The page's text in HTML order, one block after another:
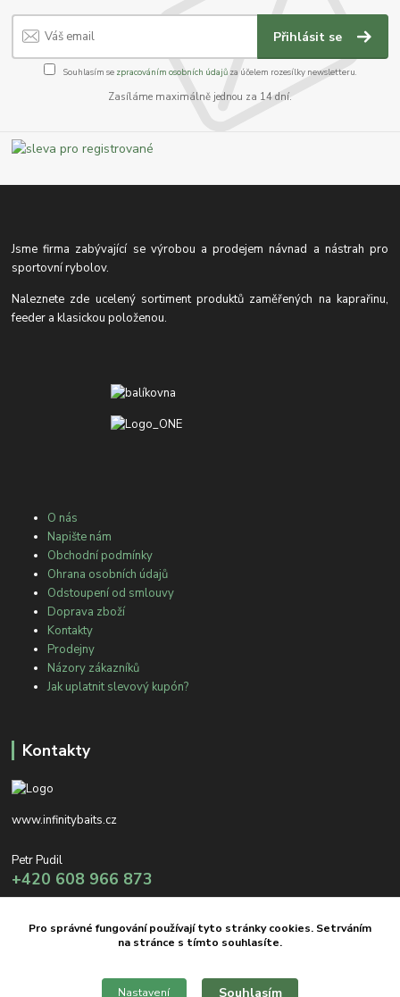
Přihlásit se
Souhlasím se zpracováním osobních údajůza účelem rozesílky newsletteru.
Zasíláme maximálně jednou za 14 dní.
Jsme firma zabývající se výrobou a prodejem návnad a nástrah pro
sportovní rybolov.
Naleznete zde ucelený sortiment produktů zaměřených na kaprařinu,
feeder a klasickou položenou.
O nás
Napište nám
Obchodní podmínky
Ohrana osobních údajů
Odstoupení od smlouvy
Doprava zboží
Kontakty
Prodejny
Názory zákazníků
Jak uplatnit slevový kupón?
Kontakty
www.infinitybaits.cz
Petr Pudil
+420 608 966 873
Pro správné fungování používají tyto stránky cookies. Setrváním
na stránce s tímto souhlasíte.
Nastavení Souhlasím